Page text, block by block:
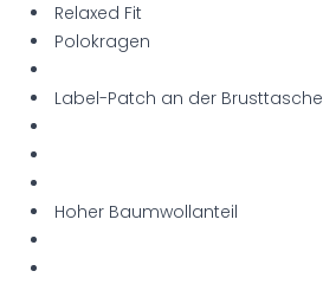
Relaxed Fit
Polokragen
Label-Patch an der Brusttasche
Hoher Baumwollanteil